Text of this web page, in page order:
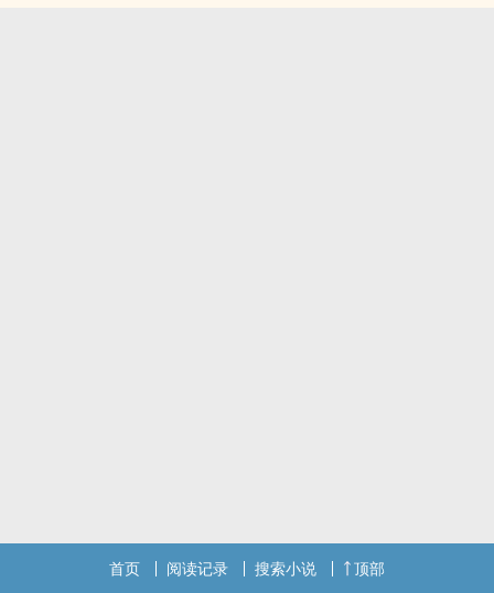
首页 阅读记录 搜索小说 顶部